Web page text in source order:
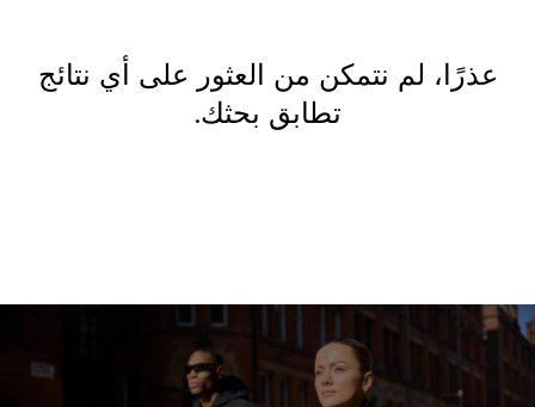
عذرًا، لم نتمكن من العثور على أي نتائج
تطابق بحثك.